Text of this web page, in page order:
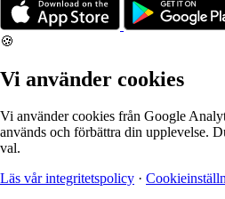
🍪
Vi använder cookies
Vi använder cookies från Google
används och förbättra din upplevelse.
val.
Läs vår integritetspolicy ·